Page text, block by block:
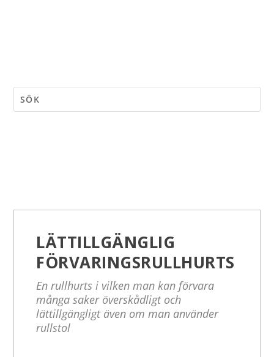
LÄTTILLGÄNGLIG
FÖRVARINGSRULLHURTS
En rullhurts i vilken man kan förvara
många saker överskådligt och
lättillgängligt även om man använder
rullstol